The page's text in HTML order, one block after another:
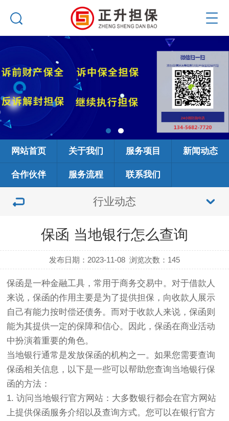
网站首页 关于我们 服务项目 新闻动态
合作伙伴 服务流程 联系我们
行业动态
保函 当地银行怎么查询
发布日期：2023-11-08 浏览次数： 145
保函是一种金融工具，常用于商务交易中。对于借款人
来说，保函的作用主要是为了提供担保，向收款人展示
自己有能力按时偿还债务。而对于收款人来说，保函则
能为其提供一定的保障和信心。因此，保函在商业活动
中扮演着重要的角色。
当地银行通常是发放保函的机构之一。如果您需要查询
保函相关信息，以下是一些可以帮助您查询当地银行保
函的方法：
1. 访问当地银行官方网站：大多数银行都会在官方网站
上提供保函服务介绍以及查询方式。您可以在银行官方